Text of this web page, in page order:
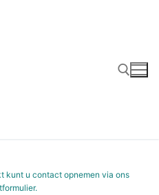
kunt u contact opnemen via ons
.